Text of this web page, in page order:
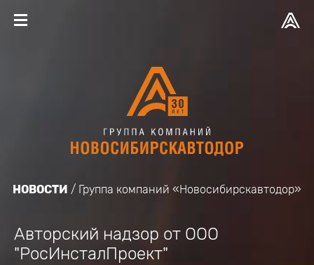
НОВОСТИ Группа компаний «Новосибирскавтодор»
Авторский надзор от ООО
"РосИнсталПроект"